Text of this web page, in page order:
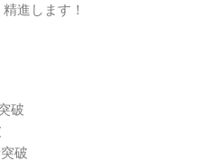
進します！
破
破